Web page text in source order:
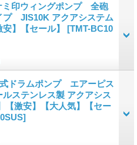
ミ印ウィングポンプ 全砲
JIS10K アクアシステム
安】【セール】 [TMT-BC10
ドラムポンプ エアーピス
ステンレス製 アクアシス
【激安】【大人気】【セー
]